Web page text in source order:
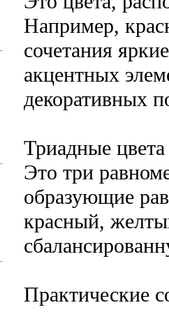
Например,
сочетания
акцентных
декоративных
Триадные цвета
Это три
образующие
красный,
Практические